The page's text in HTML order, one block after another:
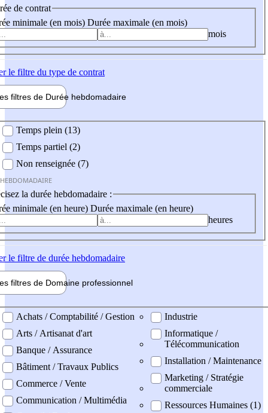
de contrat
minimale (en mois) Durée maximale (en mois)
mois
le filtre du type de contrat
filtres de Durée hebdomadaire
Temps plein (13)
Temps partiel (2)
Non renseignée (7)
la durée hebdomadaire :
minimale (en heure) Durée maximale (en heure)
heures
le filtre de durée hebdomadaire
filtres de Domaine professionnel
professionel
Achats / Comptabilité / Gestion
Arts / Artisanat d'art
Banque / Assurance
Bâtiment / Travaux Publics
Commerce / Vente
Communication / Multimédia
Industrie
Informatique /
Télécommunication
Installation / Maintenance
Marketing / Stratégie
commerciale
Ressources Humaines (1)